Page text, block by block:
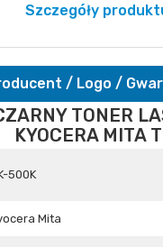
Szczegóły
/ Logo /
TONER
KYOCERA MITA
500K
Mita